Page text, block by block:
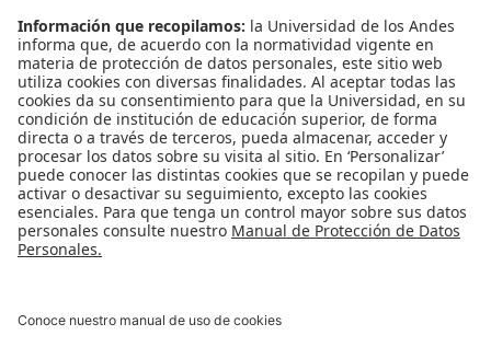
Leer Más
Leer Más
Leer Más
Ver más Noticias...
Ver más Eventos...
Apoyo Financiero
Reconocimiento como Universidad: Decreto 1297 del 30 de mayo de